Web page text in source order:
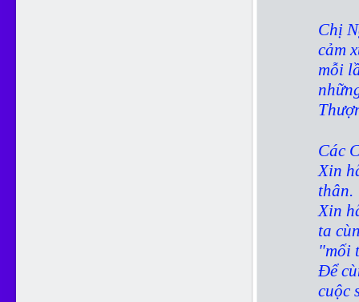
Chị
cảm
mỗi
Các
Xin
thân.
Xin
ta
"mối
Để
cuộc